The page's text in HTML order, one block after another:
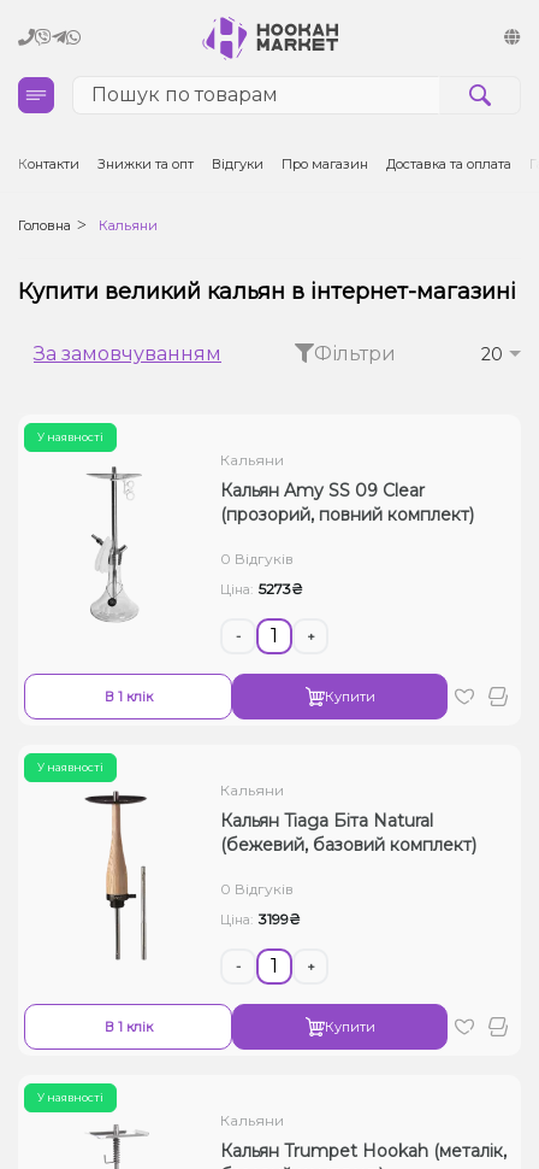
Кальяни
Тютюн для кальяну та кальянні суміші
Електронні сигарети (POD)
Комплектуючі для POD
Рідини для електронних сигарет
Подарункові набори
Контакти Знижки та опт Відгуки Про магазин Доставка та оплата
Головна Кальяни
Купити великий кальян в інтернет-магазині
За замовчуванням Фільтри 20
У наявності
Кальяни
Кальян Amy SS 09 Clear
(прозорий, повний комплект)
0 Відгуків
Ціна: 5273₴
- +
В 1 клік Купити
У наявності
Кальяни
Кальян Tiaga Біта Natural
(бежевий, базовий комплект)
0 Відгуків
Ціна: 3199₴
- +
В 1 клік Купити
У наявності
Кальяни
Кальян Trumpet Hookah (металік,